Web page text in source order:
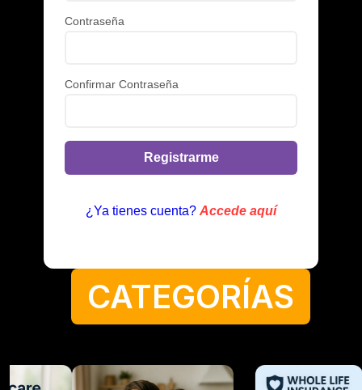
Contraseña
Confirmar Contraseña
Registrarme
¿Ya tienes cuenta? Accede aquí
CATEGORÍAS